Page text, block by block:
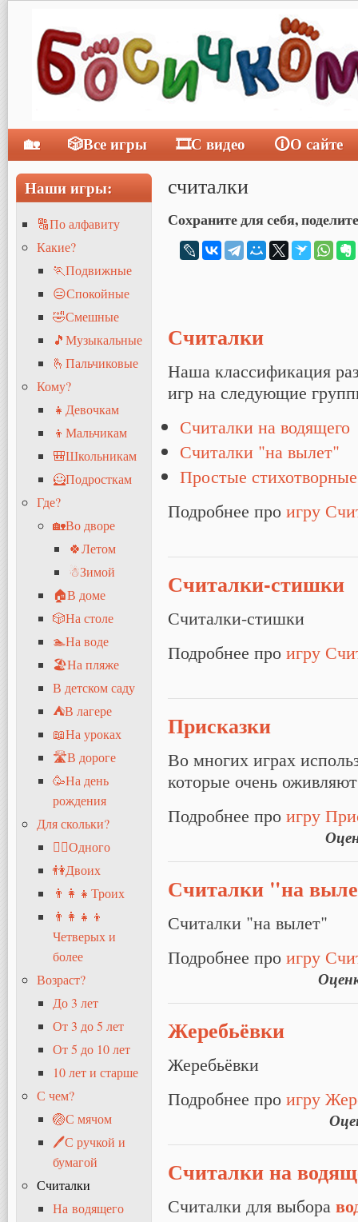
считалки
Сохраните для себя,
Считалки
Наша классификация
игр на следующие
Считалки на водящего
Считалки "на вылет"
Простые
Подробнее про игру
Считалки-стишки
Считалки-стишки
Подробнее про игру
Присказки
Во многих играх
которые очень
Подробнее про игру
Считалки "на
Считалки "на вылет"
Подробнее про игру
Жеребьёвки
Жеребьёвки
Подробнее про игру
Считалки на
Считалки для выбора
Главное меню
🏡 🎲Все игры 🎞С видео
🛈О сайте
Наши игры:
🔠По алфавиту
Какие?
🏃Подвижные
😑Спокойные
🤣Смешные
🎵Музыкальные
🫰Пальчиковые
Кому?
👧Девочкам
👦Мальчикам
🎒Школьникам
🦸Подросткам
Где?
🏡Во дворе
🍀Летом
☃Зимой
🏠В доме
🎲На столе
🏊На воде
🏖На пляже
В детском саду
⛺В лагере
📖На уроках
🛣В дороге
🥳На день
рождения
Для скольки?
🧍‍♂️Одного
👫Двоих
👨‍👩‍👧Троих
👨‍👩‍👧‍👦
Четверых и
более
Возраст?
До 3 лет
От 3 до 5 лет
От 5 до 10 лет
10 лет и старше
С чем?
🏐С мячом
🖊С ручкой и
бумагой
Считалки
На водящего